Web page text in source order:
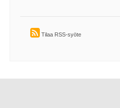
Tilaa RSS-syöte